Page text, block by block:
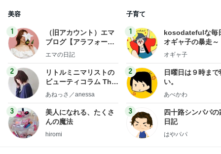
美容
1
（旧アカウント）エマ
ブログ【アラフォー会
社売却セカンドライ
エマの日記
2
リトルミニマリストの
ビューティコラム The
little minimalist's bea
あねっさ／anessa
3
美人になれる、たくさ
んの魔法
hiromi
子育て
1
kosodatefulな毎
オギャ子の暴走～
オギャ子
2
日曜日は９時まで
い。
あべかわ
3
四十路シンパパの
日記
はやパパ